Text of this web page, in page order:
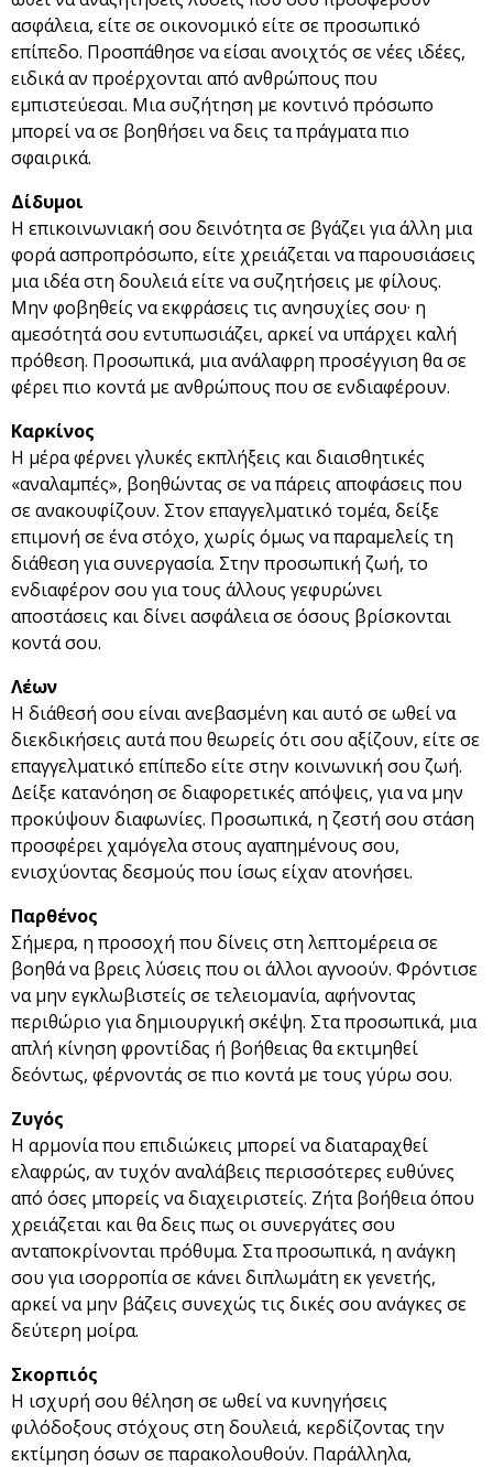
ασφάλεια, είτε σε οικονομικό είτε σε προσωπικό
επίπεδο. Προσπάθησε να είσαι ανοιχτός σε νέες ιδέες,
ειδικά αν προέρχονται από ανθρώπους που
εμπιστεύεσαι. Μια συζήτηση με κοντινό πρόσωπο
μπορεί να σε βοηθήσει να δεις τα πράγματα πιο
σφαιρικά.
Δίδυμοι
Η επικοινωνιακή σου δεινότητα σε βγάζει για άλλη μια
φορά ασπροπρόσωπο, είτε χρειάζεται να παρουσιάσεις
μια ιδέα στη δουλειά είτε να συζητήσεις με φίλους.
Μην φοβηθείς να εκφράσεις τις ανησυχίες σου· η
αμεσότητά σου εντυπωσιάζει, αρκεί να υπάρχει καλή
πρόθεση. Προσωπικά, μια ανάλαφρη προσέγγιση θα σε
φέρει πιο κοντά με ανθρώπους που σε ενδιαφέρουν.
Καρκίνος
Η μέρα φέρνει γλυκές εκπλήξεις και διαισθητικές
«αναλαμπές», βοηθώντας σε να πάρεις αποφάσεις που
σε ανακουφίζουν. Στον επαγγελματικό τομέα, δείξε
επιμονή σε ένα στόχο, χωρίς όμως να παραμελείς τη
διάθεση για συνεργασία. Στην προσωπική ζωή, το
ενδιαφέρον σου για τους άλλους γεφυρώνει
αποστάσεις και δίνει ασφάλεια σε όσους βρίσκονται
κοντά σου.
Λέων
Η διάθεσή σου είναι ανεβασμένη και αυτό σε ωθεί να
διεκδικήσεις αυτά που θεωρείς ότι σου αξίζουν, είτε σε
επαγγελματικό επίπεδο είτε στην κοινωνική σου ζωή.
Δείξε κατανόηση σε διαφορετικές απόψεις, για να μην
προκύψουν διαφωνίες. Προσωπικά, η ζεστή σου στάση
προσφέρει χαμόγελα στους αγαπημένους σου,
ενισχύοντας δεσμούς που ίσως είχαν ατονήσει.
Παρθένος
Σήμερα, η προσοχή που δίνεις στη λεπτομέρεια σε
βοηθά να βρεις λύσεις που οι άλλοι αγνοούν. Φρόντισε
να μην εγκλωβιστείς σε τελειομανία, αφήνοντας
περιθώριο για δημιουργική σκέψη. Στα προσωπικά, μια
απλή κίνηση φροντίδας ή βοήθειας θα εκτιμηθεί
δεόντως, φέρνοντάς σε πιο κοντά με τους γύρω σου.
Ζυγός
Η αρμονία που επιδιώκεις μπορεί να διαταραχθεί
ελαφρώς, αν τυχόν αναλάβεις περισσότερες ευθύνες
από όσες μπορείς να διαχειριστείς. Ζήτα βοήθεια όπου
χρειάζεται και θα δεις πως οι συνεργάτες σου
ανταποκρίνονται πρόθυμα. Στα προσωπικά, η ανάγκη
σου για ισορροπία σε κάνει διπλωμάτη εκ γενετής,
αρκεί να μην βάζεις συνεχώς τις δικές σου ανάγκες σε
δεύτερη μοίρα.
Σκορπιός
Η ισχυρή σου θέληση σε ωθεί να κυνηγήσεις
φιλόδοξους στόχους στη δουλειά, κερδίζοντας την
εκτίμηση όσων σε παρακολουθούν. Παράλληλα,